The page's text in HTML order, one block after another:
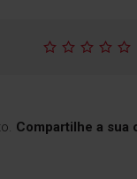
Compartilhe a sua